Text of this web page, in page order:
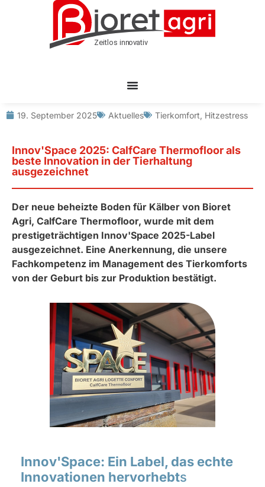
19. September 2025 Aktuelles Tierkomfort Hitzestress
Innov'Space 2025: CalfCare Thermofloor als
beste Innovation in der Tierhaltung
ausgezeichnet
Der neue beheizte Boden für Kälber von Bioret
Agri, CalfCare Thermofloor, wurde mit dem
prestigeträchtigen Innov'Space 2025-Label
ausgezeichnet. Eine Anerkennung, die unsere
Fachkompetenz im Management des Tierkomforts
von der Geburt bis zur Produktion bestätigt.
Innov'Space: Ein Label, das echte
Innovationen hervorhebts